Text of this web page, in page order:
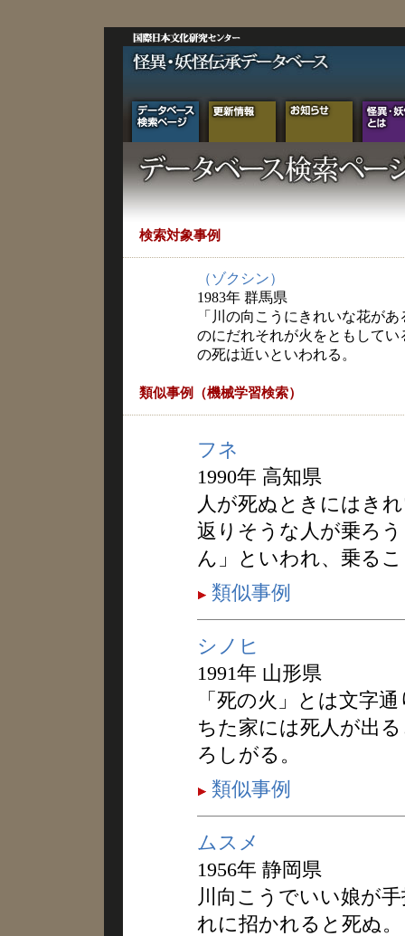
検索対象事例
（ゾクシン）
1983年 群馬県
「川の向こうにきれいな花が
のにだれそれが火をともして
の死は近いといわれる。
類似事例（機械学習検索）
フネ
1990年 高知県
人が死ぬときにはき
返りそうな人が乗ろ
ん」といわれ、乗る
類似事例
シノヒ
1991年 山形県
「死の火」とは文字
ちた家には死人が出
ろしがる。
類似事例
ムスメ
1956年 静岡県
川向こうでいい娘が
れに招かれると死ぬ。